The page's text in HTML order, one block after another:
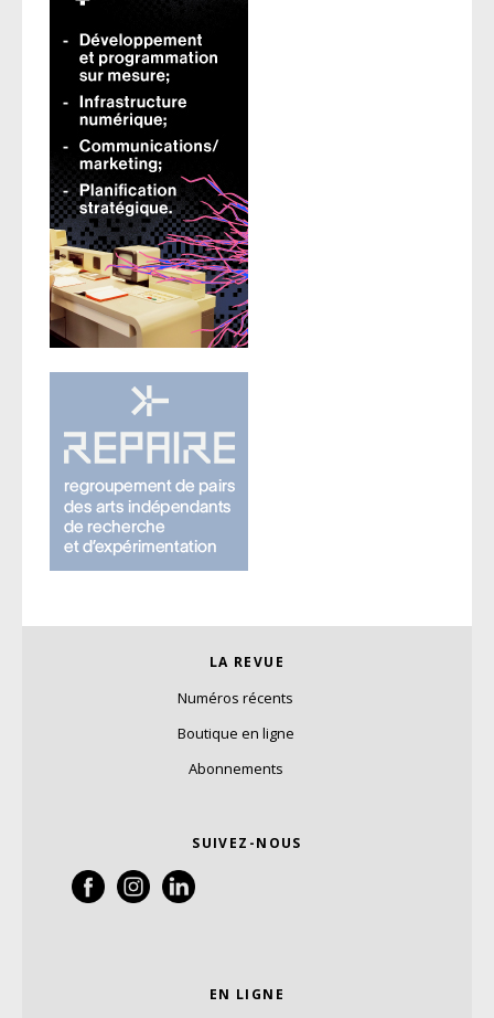
LA REVUE
Numéros récents
Boutique en ligne
Abonnements
SUIVEZ-NOUS
EN LIGNE